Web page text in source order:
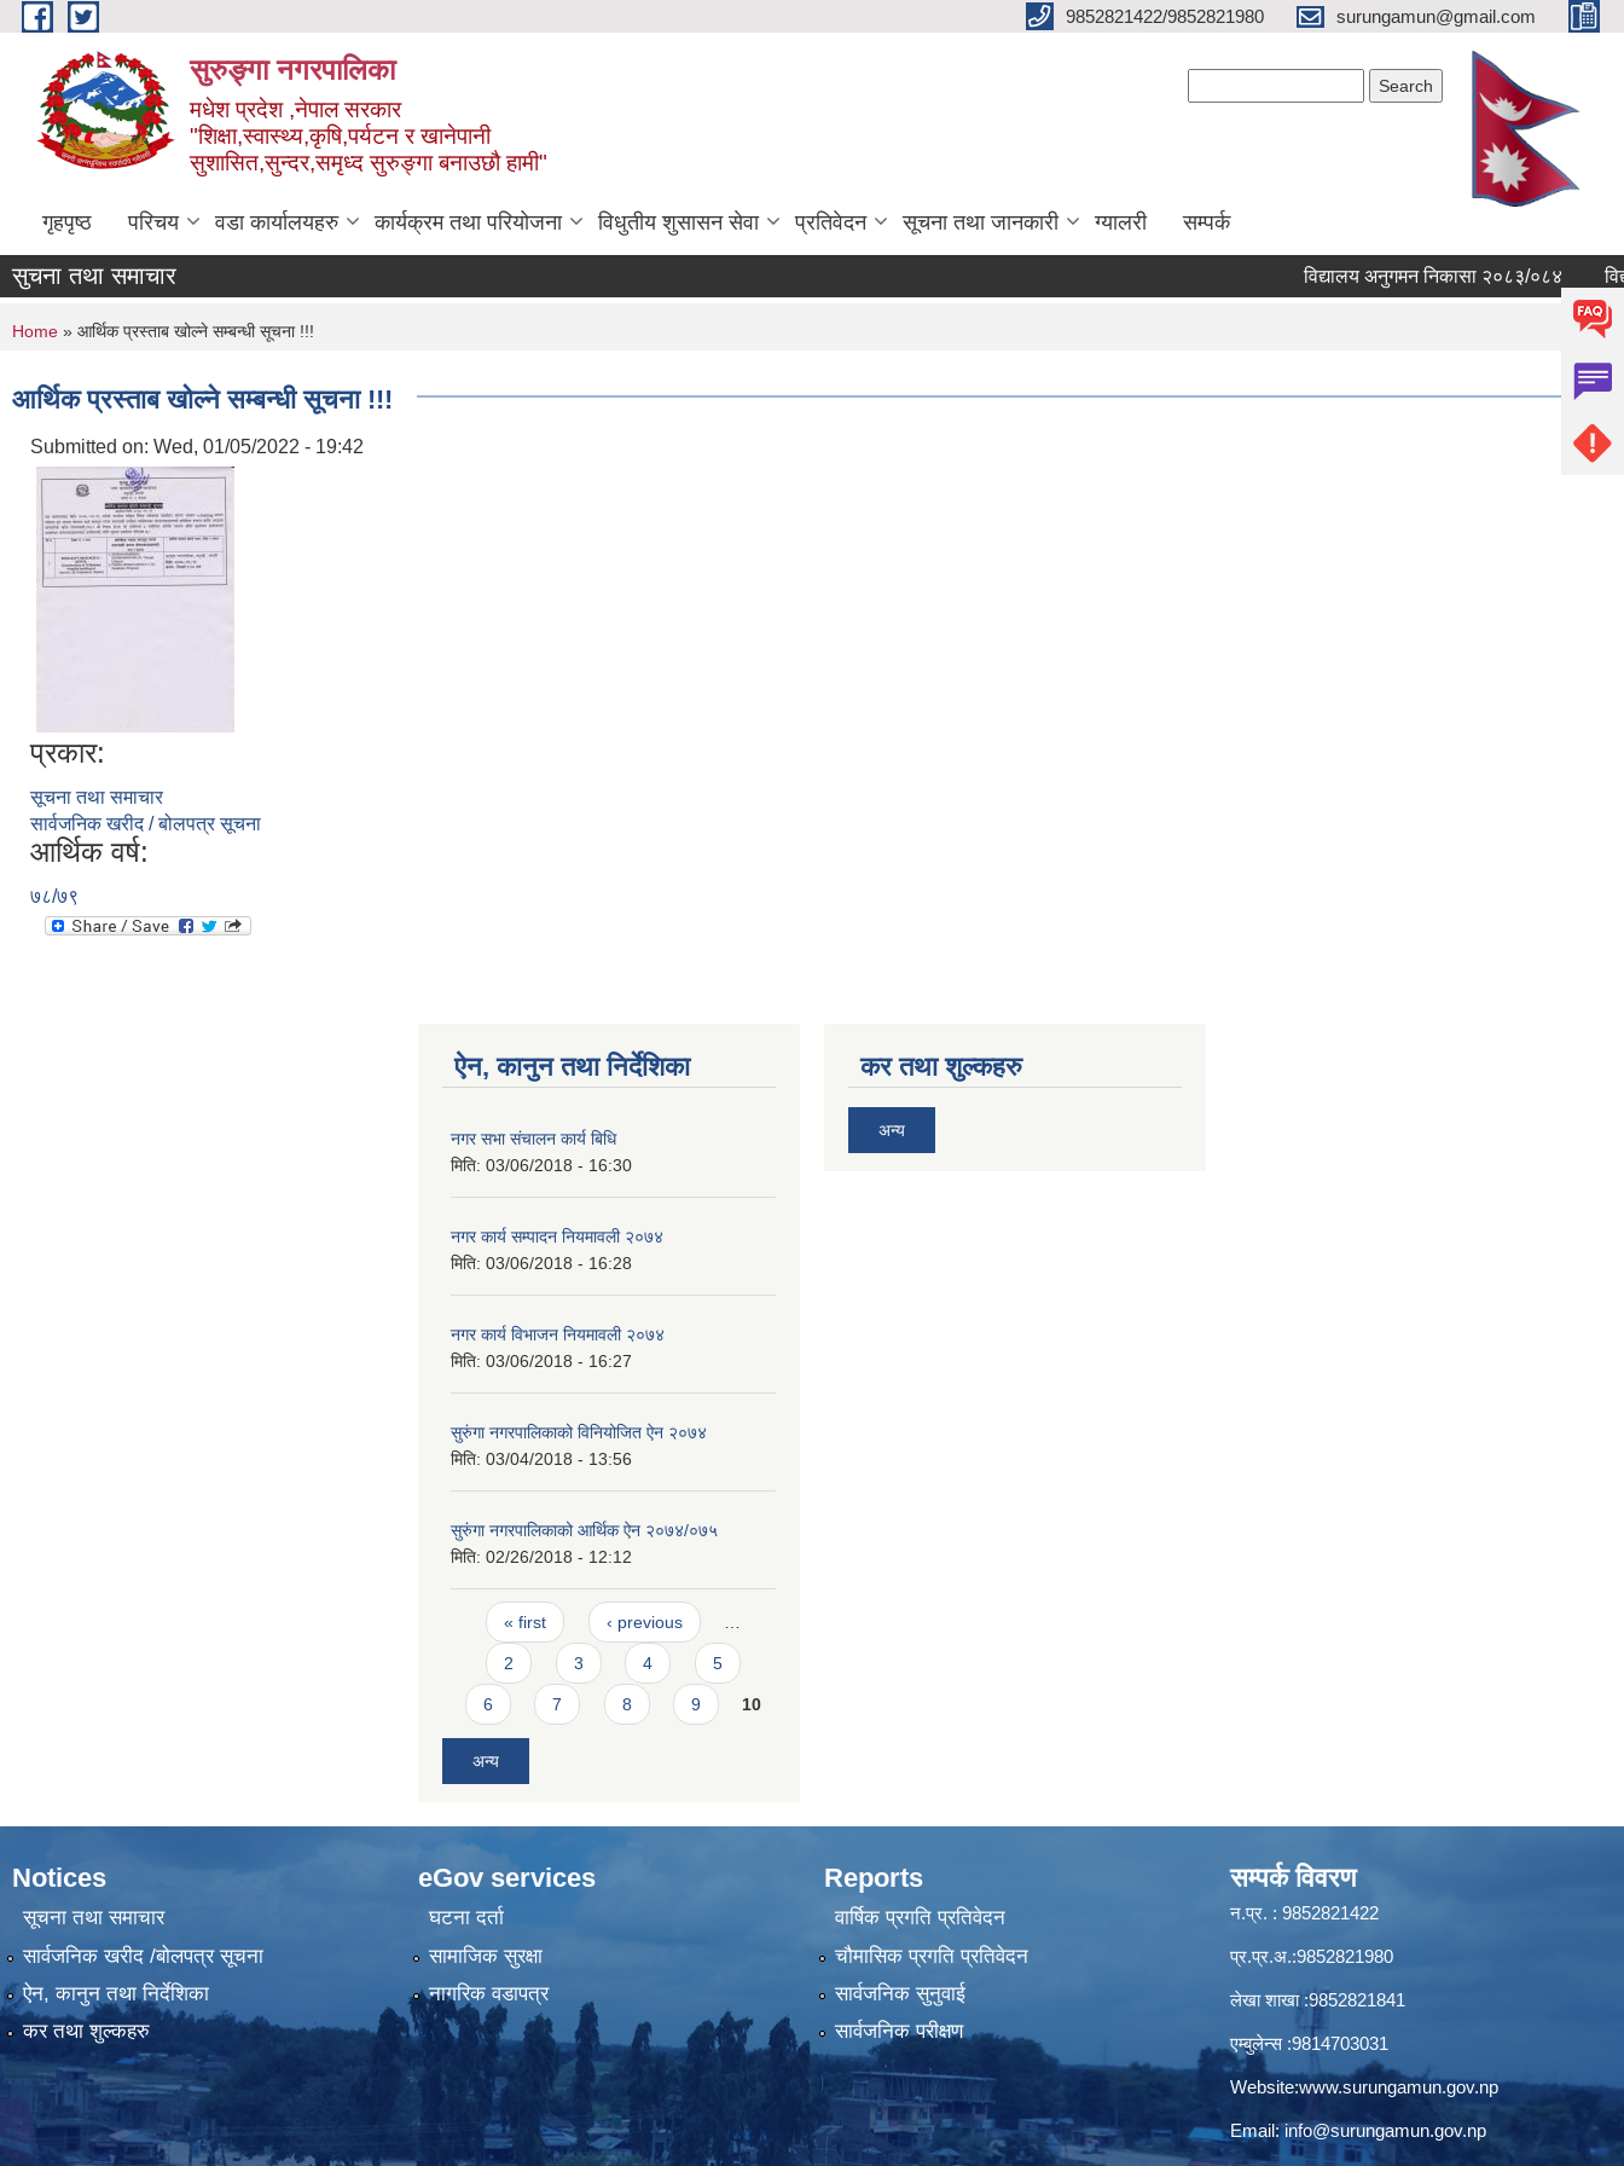
Skip to main content 9852821422/9852821980 surungamun@gmail.com
सुरुङ्‍गा नगरपालिका
मधेश प्रदेश ,नेपाल सरकार
"शिक्षा,स्वास्थ्य,कृषि,पर्यटन र खानेपानी
सुशासित,सुन्दर,समृध्द सुरुङ्गा बनाउछौ हामी"
गृहपृष्ठ परिचय वडा कार्यालयहरु कार्यक्रम तथा परियोजना विधुतीय शुसासन सेवा प्रतिवेदन सूचना तथा जानकारी ग्यालरी सम्पर्क
सुचना तथा समाचार विद्यालय अनुगमन निकासा २०८३/०८४
You are here
Home » आर्थिक प्रस्ताब खोल्ने सम्बन्धी सूचना !!!
आर्थिक प्रस्ताब खोल्ने सम्बन्धी सूचना !!!
Submitted on: Wed, 01/05/2022 - 19:42
प्रकार:
सूचना तथा समाचार
सार्वजनिक खरीद / बोलपत्र सूचना
आर्थिक वर्ष:
७८/७९
ऐन, कानुन तथा निर्देशिका
नगर सभा संचालन कार्य बिधि
मिति: 03/06/2018 - 16:30
नगर कार्य सम्पादन नियमावली २०७४
मिति: 03/06/2018 - 16:28
नगर कार्य विभाजन नियमावली २०७४
मिति: 03/06/2018 - 16:27
सुरुंगा नगरपालिकाको विनियोजित ऐन २०७४
मिति: 03/04/2018 - 13:56
सुरुंगा नगरपालिकाको आर्थिक ऐन २०७४/०७५
मिति: 02/26/2018 - 12:12
Pages
« first ‹ previous …
2 3 4 5
6 7 8 9 10
अन्य
कर तथा शुल्कहरु
अन्य
Notices
सूचना तथा समाचार
सार्वजनिक खरीद /बोलपत्र सूचना
ऐन, कानुन तथा निर्देशिका
कर तथा शुल्कहरु
eGov services
घटना दर्ता
सामाजिक सुरक्षा
नागरिक वडापत्र
Reports
वार्षिक प्रगति प्रतिवेदन
चौमासिक प्रगति प्रतिवेदन
सार्वजनिक सुनुवाई
सार्वजनिक परीक्षण
सम्पर्क विवरण
न.प्र. : 9852821422
प्र.प्र.अ.:9852821980
लेखा शाखा :9852821841
एम्बुलेन्स :9814703031
Website:www.surungamun.gov.np
Email:info@surungamun.gov.np